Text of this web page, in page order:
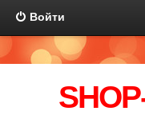
Войти